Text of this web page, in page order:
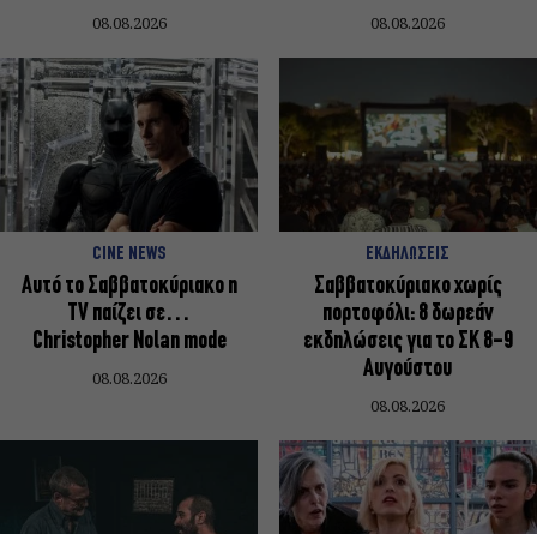
08.08.2026 08.08.2026
CINE NEWS
Αυτό το Σαββατοκύριακο η
TV παίζει σε…
Christopher Nolan mode
08.08.2026
ΕΚΔΗΛΩΣΕΙΣ
Σαββατοκύριακο χωρίς
πορτοφόλι: 8 δωρεάν
εκδηλώσεις για το ΣΚ 8-9
Αυγούστου
08.08.2026